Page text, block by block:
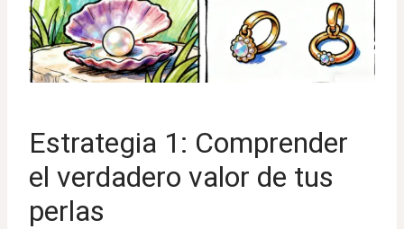
Estrategia 1: Comprender
el verdadero valor de tus
perlas